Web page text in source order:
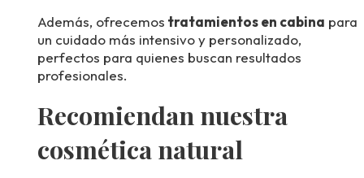
Además, ofrecemos tratamientos en cabina para
un cuidado más intensivo y personalizado,
perfectos para quienes buscan resultados
profesionales.
Recomiendan nuestra
cosmética natural